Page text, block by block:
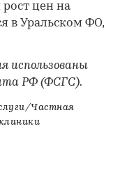
цен на
в Уральском ФО,
использованы
РФ (ФСГС).
Частная